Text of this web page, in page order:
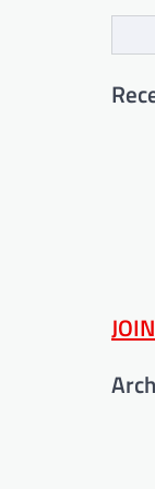
JOIN